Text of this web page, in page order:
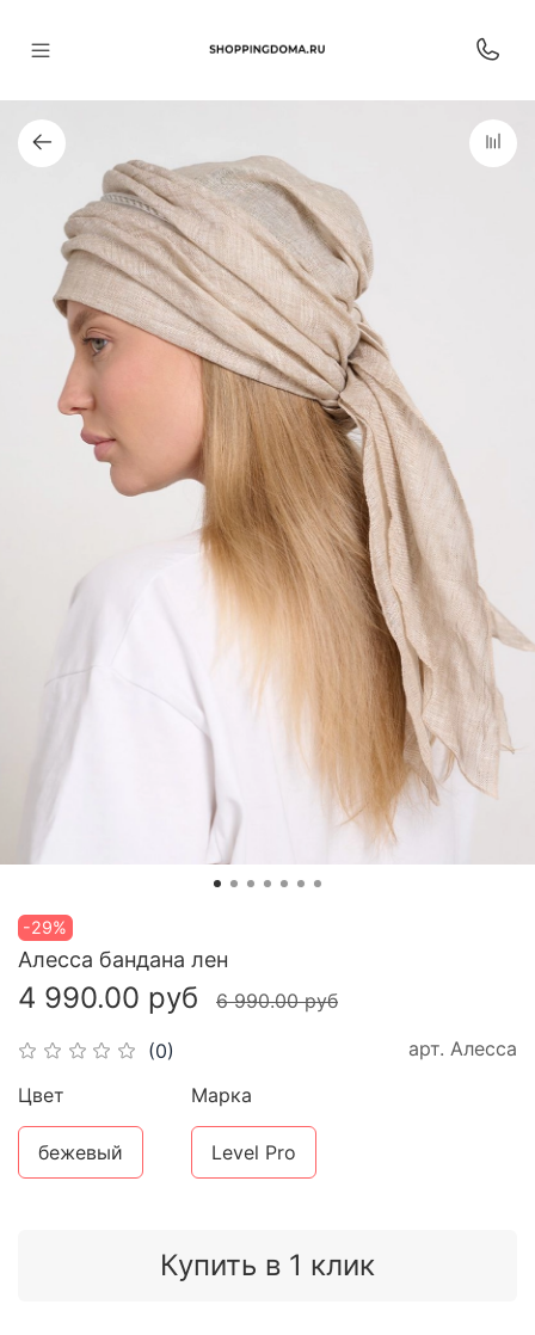
-29%
(0) арт. Алесса
Алесса бандана лен
4 990.00 руб 6 990.00 руб
Купить в 1 клик
Цвет
бежевый
Марка
Level Pro